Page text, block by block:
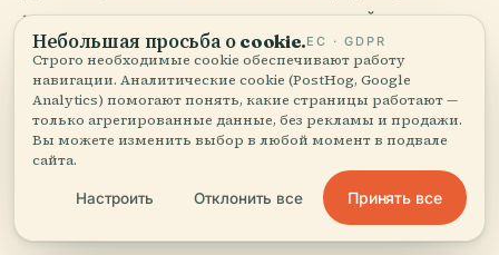
мероприятиях, расписании экскурсий и советах
для путешественников обращайтесь к
официальным туристическим ресурсами
рассмотрите возможность загрузки приложения
Audiala для персонализированных обновлений.
Небольшая просьба о cookie.ЕС · GDPR
Строго необходимые cookie обеспечивают работу
навигации. Аналитические cookie (PostHog, Google
Analytics) помогают понять, какие страницы работают —
только агрегированные данные, без рекламы и продажи.
Вы можете изменить выбор в любой момент в подвале
сайта.
Настроить Отклонить все Принять все